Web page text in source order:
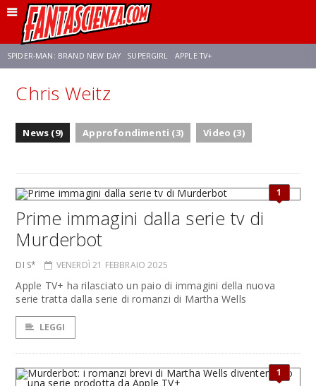
SPIDER-MAN: BRAND NEW DAY SUPERGIRL APPLE TV+
FRANCO RICCIARDIELLO ZENDAYA
Chris Weitz
News (9) Approfondimenti (3) Video (3)
1
Prime immagini dalla serie tv di
Murderbot
DI S* VENERDÌ 21 FEBBRAIO 2025
Apple TV+ ha rilasciato un paio di immagini della nuova
serie tratta dalla serie di romanzi di Martha Wells
LEGGI
1